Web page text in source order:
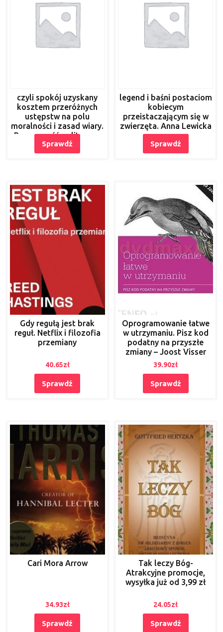
czyli spokój uzyskany
kosztem przeróżnych
ustępstw na polu
moralności i zasad wiary.
Poprawność polityczna
nachalnie propagowana
przez mass media i
rozporzgdzeniami
prawnymi dotknęła także
niektórych
reprezentantów i
członków Kościoła.
Ewangelizacja słabnie z
roku na rok albo
przeradza się nawet w
kompromitujgce i
gorszące
postmodernistyczne
widowiska. Z tym
wszystkim nie godzi się
Sprawdź
legend i baśni postaciom
kobiecym
przeistaczającym się w
zwierzęta. Anna Lewicka
Sprawdź
Gdy regułą jest brak
reguł. Netflix i filozofia
przemiany
40.65zł
Sprawdź
Oprogramowanie łatwe
w utrzymaniu. Pisz kod
podatny na przyszłe
zmiany – Joost Visser
39.90zł
Sprawdź
Cari Mora Arrow
34.93zł
Sprawdź
Tak leczy Bóg-
Atrakcyjne promocje,
wysyłka już od 3,99 zł
24.05zł
Sprawdź